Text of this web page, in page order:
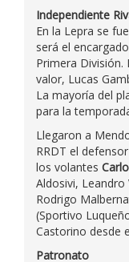
Independiente
En la Lepra se
será el
Primera
valor, Lucas
La mayoría del
para la
Llegaron a
RRDT el
los volantes
Aldosivi, Leandro
Rodrigo
(Sportivo
Castorino desde
Patronato